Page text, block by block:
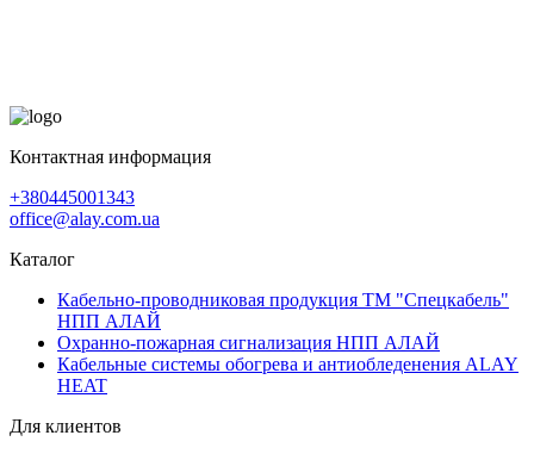
Контактная информация
+380445001343
office@alay.com.ua
Каталог
Кабельно-проводниковая продукция ТМ "Спецкабель"
НПП АЛАЙ
Охранно-пожарная сигнализация НПП АЛАЙ
Кабельные системы обогрева и антиобледенения ALAY
HEAT
Для клиентов